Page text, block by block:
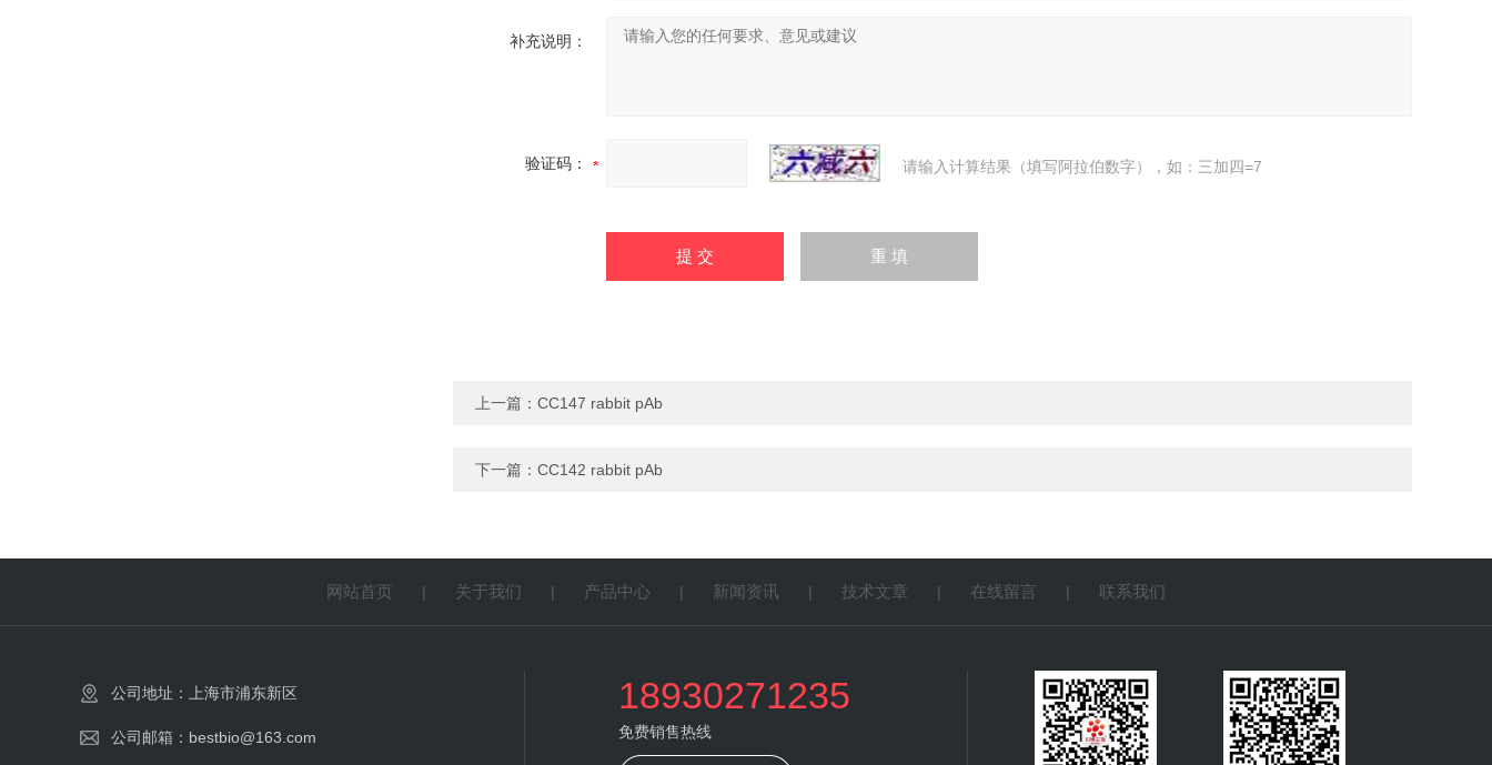
补充说明：
验证码： 请输入计算结果（填写阿拉伯数字），如：三加四=7
上一篇： CC147 rabbit pAb
下一篇： CC142 rabbit pAb
网站首页 | 关于我们 | 产品中心 | 新闻资讯 | 技术文章 | 在线留言 | 联系我们
公司地址：上海市浦东新区
公司邮箱：bestbio@163.com
18930271235
免费销售热线